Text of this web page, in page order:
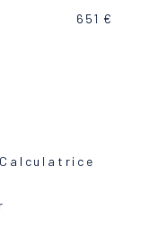
ou
votre
ANTONIO au
651 €
Calculatrice